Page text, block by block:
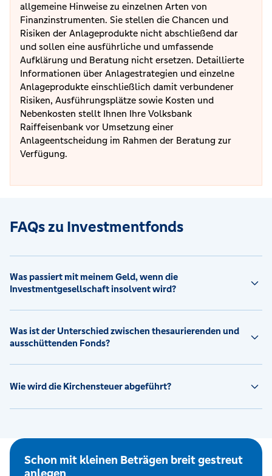
allgemeine Hinweise zu einzelnen Arten von
Finanzinstrumenten. Sie stellen die Chancen und
Risiken der Anlageprodukte nicht abschließend dar
und sollen eine ausführliche und umfassende
Aufklärung und Beratung nicht ersetzen. Detaillierte
Informationen über Anlagestrategien und einzelne
Anlageprodukte einschließlich damit verbundener
Risiken, Ausführungsplätze sowie Kosten und
Nebenkosten stellt Ihnen Ihre Volksbank
Raiffeisenbank vor Umsetzung einer
Anlageentscheidung im Rahmen der Beratung zur
Verfügung.
FAQs zu Investmentfonds
Was passiert mit meinem Geld, wenn die
Investmentgesellschaft insolvent wird?
Was ist der Unterschied zwischen thesaurierenden und
ausschüttenden Fonds?
Wie wird die Kirchensteuer abgeführt?
Schon mit kleinen Beträgen breit gestreut
anlegen